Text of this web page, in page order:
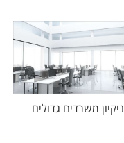
ניקיון משרדים גדולים